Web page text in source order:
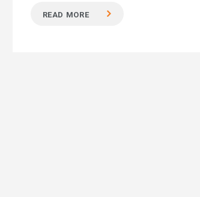
READ MORE